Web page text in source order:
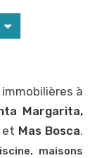
à
Margarita,
et Mas Bosca.
maisons